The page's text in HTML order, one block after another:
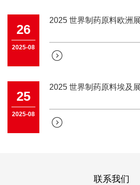
26
2025-08
2025 世界制药原料欧洲

25
2025-08
2025 世界制药原料埃及

联系我们